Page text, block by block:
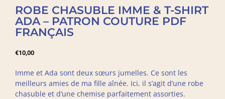
ROBE CHASUBLE IMME & T-SHIRT
ADA – PATRON COUTURE PDF
FRANÇAIS
€10,00
Imme et Ada sont deux sœurs jumelles. Ce sont les
meilleurs amies de ma fille aînée. Ici, il s’agit d’une robe
chasuble et d’une chemise parfaitement assorties.